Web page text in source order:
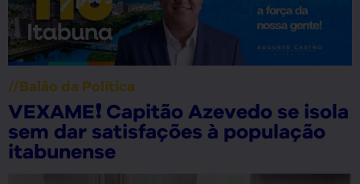
//Política
ENRICOU❗ Vice-governador
Geraldo Júnior triplica
em apenas dois anos; veja o
gráfico!